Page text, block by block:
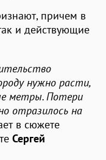
причем в
и действующие
нужно расти,
метры. Потери
отразилось на
в сюжете
Сергей